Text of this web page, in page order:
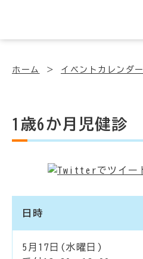
ホーム イベントカレンダー
1歳6か月児健診
日時
5月17日(水曜日)